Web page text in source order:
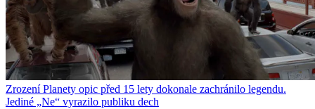
Zrození Planety opic před 15 lety dokonale zachránilo legendu.
Jediné „Ne“ vyrazilo publiku dech